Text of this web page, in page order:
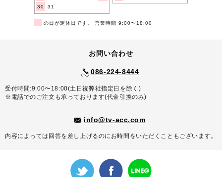
30
31
の日が定休日です。 営業時間 9:00〜18:00
お問い合わせ
086-224-8444
受付時間:9:00〜18:00(土日祝弊社指定日を除く)
※電話でのご注文も承っております(代金引換のみ)
info@tv-acc.com
内容によっては回答を差し上げるのにお時間をいただくこともございます。